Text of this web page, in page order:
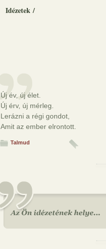
Idézetek /
Új év, új élet.
Új érv, új mérleg.
Lerázni a régi gondot,
Amit az ember elrontott.
Talmud